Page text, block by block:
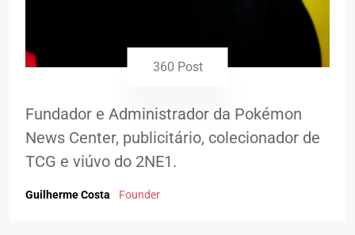
360 Post
Fundador e Administrador da Pokémon
News Center, publicitário, colecionador de
TCG e viúvo do 2NE1.
Guilherme Costa Founder